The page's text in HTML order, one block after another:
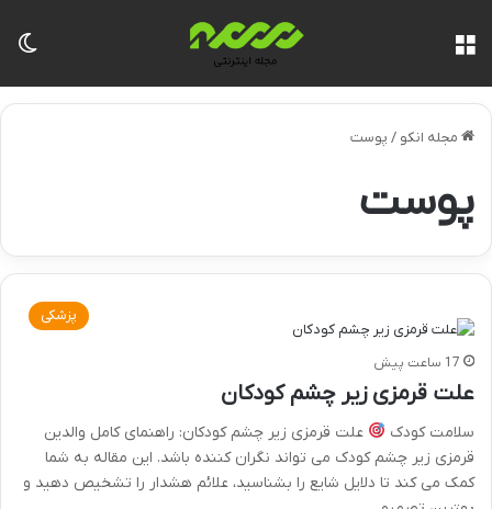
مجله انکو / پوست
پوست
پزشکی
17 ساعت پیش
علت قرمزی زیر چشم کودکان
سلامت کودک
علت قرمزی زیر چشم کودکان: راهنمای کامل والدین
قرمزی زیر چشم کودک می تواند نگران کننده باشد. این مقاله به شما
کمک می کند تا دلایل شایع را بشناسید، علائم هشدار را تشخیص دهید و